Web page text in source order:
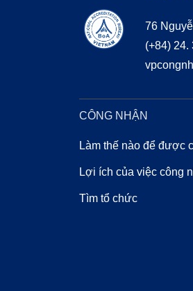
76
(+84) 24.
CHỨNG NHẬN
CÔNG NHẬN
Làm thế nào để được
Lợi ích của việc công
Tìm tổ chức